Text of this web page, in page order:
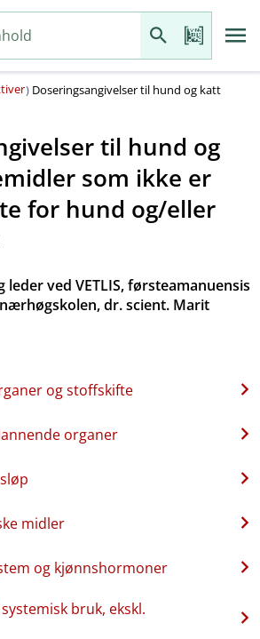
) Doseringsangivelser til hund og katt
til hund og
som ikke er
for hund og​/​eller
leder ved VETLIS, førsteamanuensis
dr. scient. Marit
og stoffskifte
organer
midler
og kjønnshormoner
bruk, ekskl.